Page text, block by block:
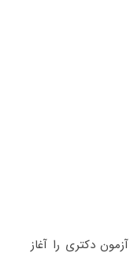
دکتری را آغاز